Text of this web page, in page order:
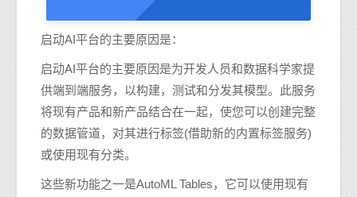
启动AI平台的主要原因是：
启动AI平台的主要原因是为开发人员和数据科学家提
供端到端服务，以构建，测试和分发其模型。此服务
将现有产品和新产品结合在一起，使您可以创建完整
的数据管道，对其进行标签(借助新的内置标签服务)
或使用现有分类。
这些新功能之一是AutoML Tables，它可以使用现有